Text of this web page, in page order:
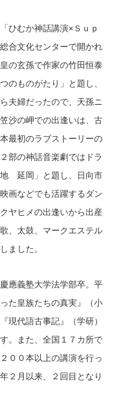
ひむか神話講演×Ｓｕｐ
合文化センターで開かれ
の玄孫で作家の竹田恒泰
のものがたり」と題し、
夫婦だったので、天孫ニ
沙の岬での出逢いは、古
最初のラブストーリーの
部の神話音楽劇ではドラ
地 延岡」と題し、日向市
画などでも活躍するダン
ヤヒメの出逢いから出産
、太鼓、マークエステル
ました。
應義塾大学法学部卒。平
た皇族たちの真実』（小
現代語古事記』（学研）
。また、全国１７カ所で
００本以上の講演を行っ
２月以来、２回目となり